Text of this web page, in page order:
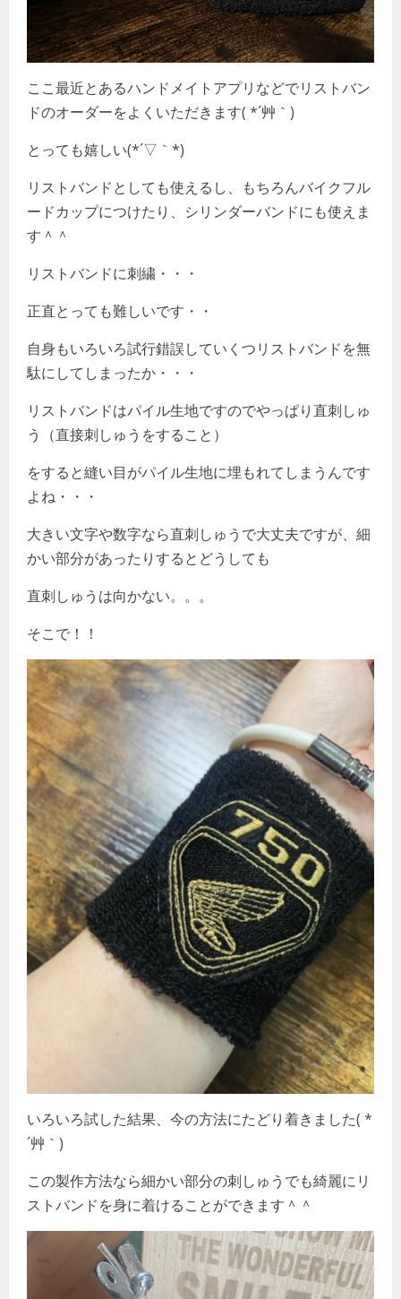
ここ最近とあるハンドメイトアプリなどでリストバン
ドのオーダーをよくいただきます( *´艸｀)
とっても嬉しい(*´▽｀*)
リストバンドとしても使えるし、もちろんバイクフル
ードカップにつけたり、シリンダーバンドにも使えま
す＾＾
リストバンドに刺繍・・・
正直とっても難しいです・・
自身もいろいろ試行錯誤していくつリストバンドを無
駄にしてしまったか・・・
リストバンドはパイル生地ですのでやっぱり直刺しゅ
う（直接刺しゅうをすること）
をすると縫い目がパイル生地に埋もれてしまうんです
よね・・・
大きい文字や数字なら直刺しゅうで大丈夫ですが、細
かい部分があったりするとどうしても
直刺しゅうは向かない。。。
そこで！！
いろいろ試した結果、今の方法にたどり着きました( *
´艸｀)
この製作方法なら細かい部分の刺しゅうでも綺麗にリ
ストバンドを身に着けることができます＾＾